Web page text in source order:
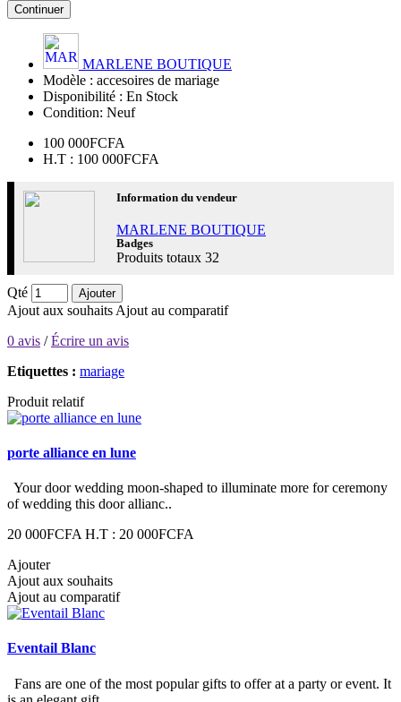
Continuer
MARLENE BOUTIQUE
Modèle : accesoires de mariage
Disponibilité : En Stock
Condition: Neuf
100 000FCFA
H.T : 100 000FCFA
Information du vendeur
MARLENE BOUTIQUE
Badges
Produits totaux 32
Qté Ajouter
Ajout aux souhaits Ajout au comparatif
0 avis /Écrire un avis
Etiquettes : mariage
Produit relatif
porte alliance en lune
Your door wedding moon-shaped to illuminate more for ceremony
of wedding this door allianc..
20 000FCFA H.T : 20 000FCFA
Ajouter
Ajout aux souhaits
Ajout au comparatif
Eventail Blanc
Fans are one of the most popular gifts to offer at a party or event. It